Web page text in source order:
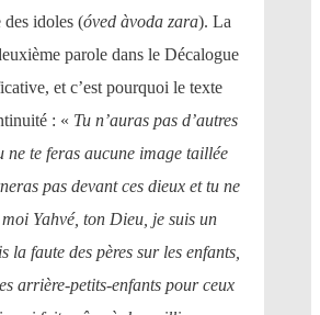
idoles (óved àvoda zara). La
parole dans le Décalogue
et c’est pourquoi le texte
: « Tu n’auras pas d’autres
ne te feras aucune image taillée
pas devant ces dieux et tu ne
Yahvé, ton Dieu, je suis un
faute des pères sur les enfants,
arrière-petits-enfants pour ceux